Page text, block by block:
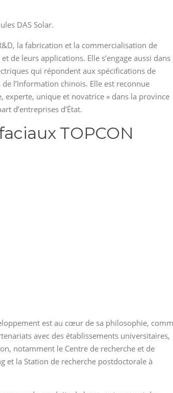
DAS Solar.
la fabrication et la commercialisation de
de leurs applications. Elle s’engage aussi dans
qui répondent aux spécifications de
l’Information chinois. Elle est reconnue
experte, unique et novatrice » dans la province
d’entreprises d’État.
TOPCON
est au cœur de sa philosophie,
avec des établissements universitaires,
notamment le Centre de recherche et de
et la Station de recherche postdoctorale à